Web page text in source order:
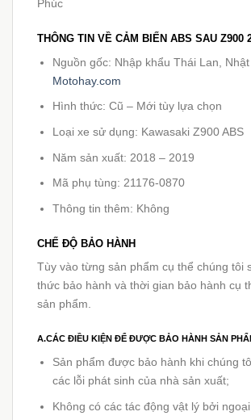
Phúc
THÔNG TIN VỀ CẢM BIẾN ABS SAU Z900
Nguồn gốc: Nhập khẩu Thái Lan,
Motohay.com
Hình thức: Cũ – Mới tùy lựa chọn
Loại xe sử dụng: Kawasaki Z900 ABS
Năm sản xuất: 2018 – 2019
Mã phụ tùng: 21176-0870
Thông tin thêm: Không
CHẾ ĐỘ BẢO HÀNH
Tùy vào từng sản phẩm cụ thể chúng tôi
thức bảo hành và thời gian bảo hành cụ
sản phẩm.
A.CÁC ĐIỀU KIỆN ĐỂ ĐƯỢC BẢO HÀNH SẢN
Sản phẩm được bảo hành khi chúng
các lỗi phát sinh của nhà sản xuất;
Không có các tác động vật lý bởi